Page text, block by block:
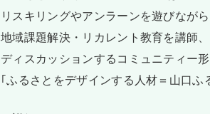
リスキリングやアンラーンを遊びなが
地域課題解決・リカレント教育を講師
ディスカッションするコミュニティー形
｢ふるさとをデザインする人材＝山口